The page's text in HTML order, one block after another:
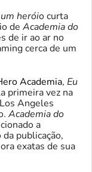
heróio curta
de Academia do
de ir ao ar no
cerca de um
Academia, Eu
primeira vez na
Angeles
Academia do
a
publicação,
exatas de sua